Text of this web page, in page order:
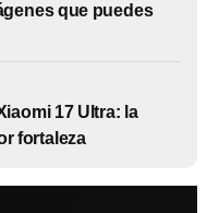
que puedes
17 Ultra: la
fortaleza